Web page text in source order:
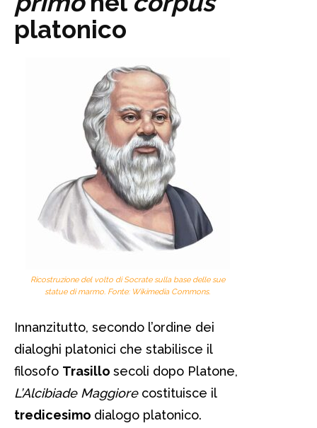
platonico
Ricostruzione del volto di Socrate sulla base delle sue
statue di marmo. Fonte: Wikimedia Commons.
Innanzitutto, secondo l’ordine dei
dialoghi platonici che stabilisce il
filosofo Trasillo secoli dopo Platone,
L’Alcibiade Maggiorecostituisce il
tredicesimo dialogo platonico.